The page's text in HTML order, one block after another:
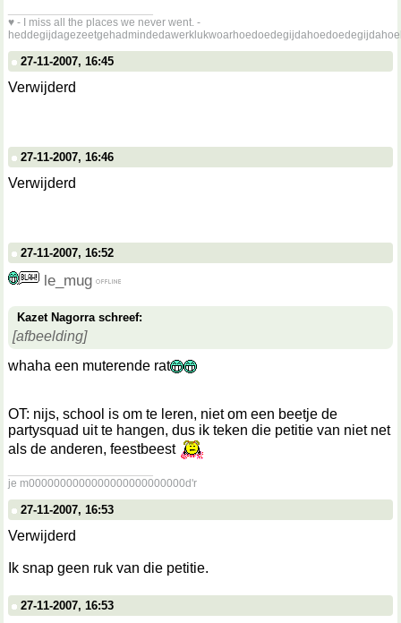
♥ - I miss all the places we never went. -
27-11-2007, 16:45
Verwijderd
27-11-2007, 16:46
Verwijderd
27-11-2007, 16:52
le_mug
Kazet Nagorra schreef:
[afbeelding]
whaha een muterende rat
OT: nijs, school is om te leren, niet om een beetje de
partysquad uit te hangen, dus ik teken die petitie van niet net
als de anderen, feestbeest
je m0000000000000000000000000d'r
27-11-2007, 16:53
Verwijderd
Ik snap geen ruk van die petitie.
27-11-2007, 16:53